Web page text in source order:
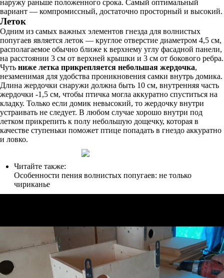
наружу раньше положенного срока. Самый оптимальный
вариант — компромиссный, достаточно просторный и высокий.
Леток
Одним из самых важных элементов гнезда для волнистых
попугаев является леток — круглое отверстие диаметром 4,5 см,
располагаемое обычно ближе к верхнему углу фасадной панели,
на расстоянии 3 см от верхней крышки и 3 см от бокового ребра.
Чуть ниже летка прикрепляется небольшая жердочка,
незаменимая для удобства проникновения самки внутрь домика.
Длина жердочки снаружи должна быть 10 см, внутренняя часть
жердочки -1,5 см, чтобы птичка могла аккуратно спуститься на
кладку. Только если домик невысокий, то жердочку внутри
устраивать не следует. В любом случае хорошо внутри под
летком прикрепить к полу небольшую дощечку, которая в
качестве ступеньки поможет птице попадать в гнездо аккуратно
и ловко.
Читайте также:
Особенности пения волнистых попугаев: не только
чириканье